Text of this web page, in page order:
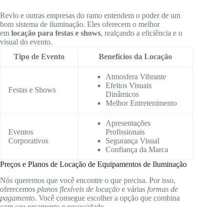
Revlo e outras empresas do ramo entendem o poder de um
bom sistema de iluminação. Eles oferecem o melhor
em locação para festas e shows, realçando a eficiência e o
visual do evento.
Tipo de Evento
Benefícios da Locação
Festas e Shows
Atmosfera Vibrante
Efeitos Visuais
Dinâmicos
Melhor Entretenimento
Eventos
Corporativos
Apresentações
Profissionais
Segurança Visual
Confiança da Marca
Preços e Planos de Locação de Equipamentos de Iluminação
Nós queremos que você encontre o que precisa. Por isso,
oferecemos planos flexíveis de locação e várias formas de
pagamento. Você consegue escolher a opção que combina